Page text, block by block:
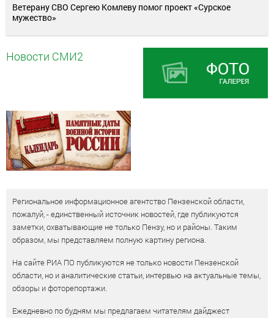
Ветерану СВО Сергею Комлеву помог проект «Сурское
мужество»
Новости СМИ2
Региональное информационное агентство Пензенской области,
пожалуй, - единственный источник новостей, где публикуются
заметки, охватывающие не только Пензу, но и районы. Таким
образом, мы представляем полную картину региона.
На сайте РИА ПО публикуются не только новости Пензенской
области, но и аналитические статьи, интервью на актуальные темы,
обзоры и фоторепортажи.
Ежедневно по будням мы предлагаем читателям дайджест